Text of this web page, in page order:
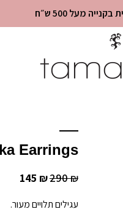
מעל 500 ש״ח
Earrings
290₪
145 ₪
עגילים תלויים מעור.